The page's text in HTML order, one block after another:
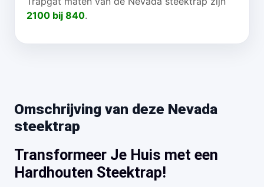
2100 bij 840.
Omschrijving van deze Nevada
steektrap
Transformeer Je Huis met een
Hardhouten Steektrap!